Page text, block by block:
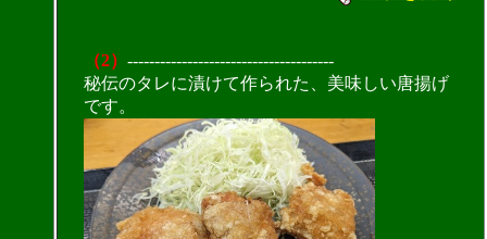
（2） --------------------------------------
秘伝のタレに漬けて作られた、美味しい唐揚げ
です。